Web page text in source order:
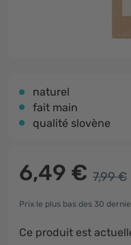
naturel
fait main
qualité slovène
6,49 € 7,99 €
Prix le plus bas des 30
Ce produit est